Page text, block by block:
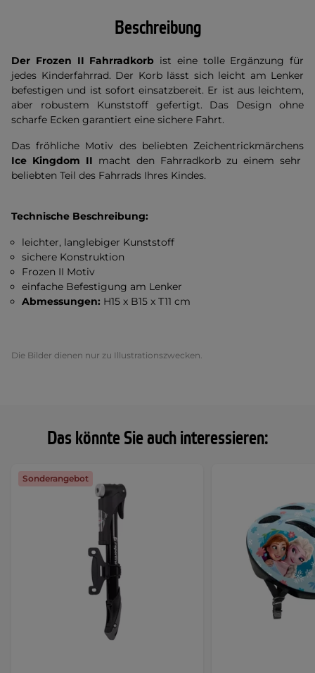
Das könnte Sie auch interessieren:
Sonderangebot
Beschreibung
Der Frozen II Fahrradkorb ist eine tolle Ergänzung für
jedes Kinderfahrrad. Der Korb lässt sich leicht am Lenker
befestigen und ist sofort einsatzbereit. Er ist aus leichtem,
aber robustem Kunststoff gefertigt. Das Design ohne
scharfe Ecken garantiert eine sichere Fahrt.
Das fröhliche Motiv des beliebten Zeichentrickmärchens
Ice Kingdom II macht den Fahrradkorb zu einem sehr
beliebten Teil des Fahrrads Ihres Kindes.
Technische Beschreibung:
leichter, langlebiger Kunststoff
sichere Konstruktion
Frozen II Motiv
einfache Befestigung am Lenker
Abmessungen: H15 x B15 x T11 cm
Die Bilder dienen nur zu Illustrationszwecken.